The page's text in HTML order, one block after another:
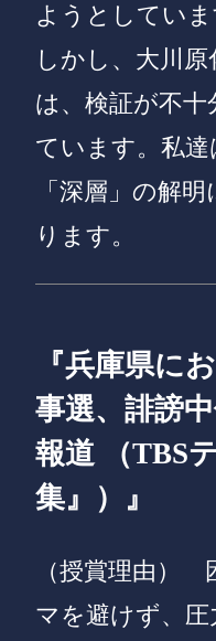
ようとしていま
しかし、大川
は、検証が不
ています。私
「深層」の解
ります。
『兵庫県に
事選、誹謗
報道 （TBS
集』）』
（授賞理由）
マを避けず、